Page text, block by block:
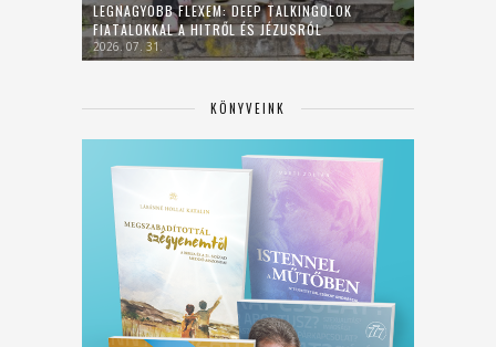
LEGNAGYOBB FLEXEM: DEEP TALKINGOLOK
FIATALOKKAL A HITRŐL ÉS JÉZUSRÓL
2026. 07. 31.
KÖNYVEINK